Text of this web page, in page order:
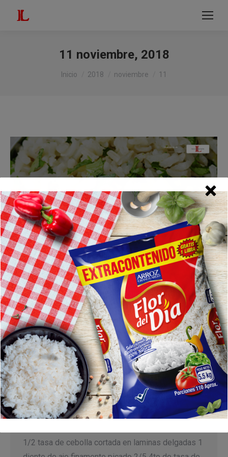
Buscar:
11 noviembre, 2018
Estás aquí:
Inicio 2018 noviembre 11
Arroz de Limón
Recetas Por Inverlache 11 noviembre, 2018
Arroz de Limón Ingredientes Para 4 porciones. 1
tasa de arroz blanco Arroz Leopardo 1 cucharadita
1/2 tasa de cebolla cortada en laminas delgadas 1